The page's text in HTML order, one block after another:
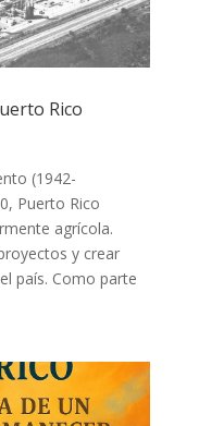
Rico
(1942-
Puerto Rico
agrícola.
y crear
país. Como parte